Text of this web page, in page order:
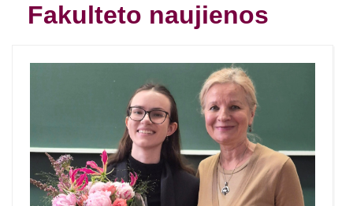
Fakulteto naujienos